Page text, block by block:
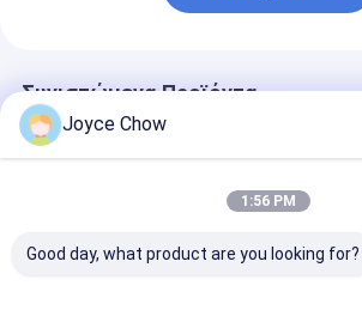
Συνιστώμενα Προϊόντα
Joyce Chow
1:56 PM
Good day, what product are you looking for?